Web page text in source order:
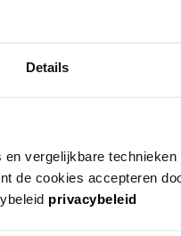
Details
vergelijkbare
de cookies accepteren
privacybeleid